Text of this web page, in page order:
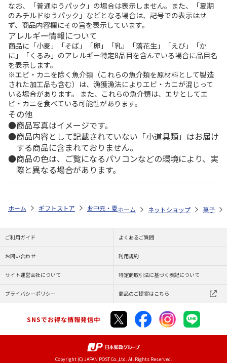
なお、「普通ゆうパック」の場合は表示しません。また、「夏期
のみチルドゆうパック」などとなる場合は、記号での表示はせ
ず、商品内容欄にその旨を表示しています。
アレルギー情報について
商品に「小麦」「そば」「卵」「乳」「落花生」「えび」「か
に」「くるみ」のアレルギー特定8品目を含んでいる場合に品目名
を表示します。
※エビ・カニを除く魚介類（これらの魚介類を原材料として製造
された加工品も含む）は、漁獲漁法によりエビ・カニが混じって
いる場合があります。 また、これらの魚介類は、エサとしてエ
ビ・カニを食べている可能性があります。
その他
商品写真はイメージです。
商品内容として記載されていない「小道具類」はお届け
する商品に含まれておりません。
商品の色は、ご覧になるパソコンなどの環境により、実
際と異なる場合があります。
ホーム ギフトストア お中元・夏ギフト特集 2026 ゆうゆうギフト
ホーム ネットショップ 菓子
ご利用ガイド よくあるご質問
お問い合わせ 利用規約
サイト運営会社について 特定商取引法に基づく表記について
プライバシーポリシー 商品のご提案はこちら
SNSでお得な情報発信中
Copyright (C) JAPAN POST Co.,Ltd. All Rights Reserved.